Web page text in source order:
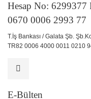
Hesap No:
0670 0006 2993 77
T.İş Bankası / Galata Şb.
TR82 0006 4000 0011 0210
E-Bülten